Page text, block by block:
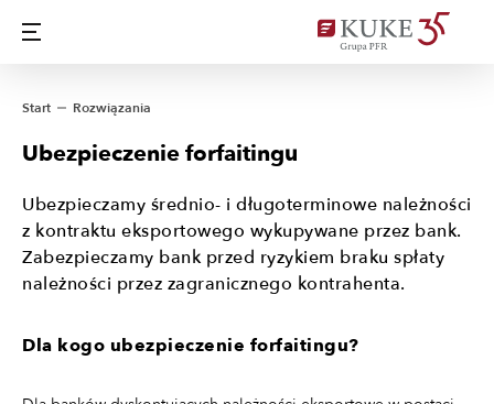
Start Rozwiązania
Ubezpieczenie forfaitingu
Ubezpieczamy średnio- i długoterminowe należności
z kontraktu eksportowego wykupywane przez bank.
Zabezpieczamy bank przed ryzykiem braku spłaty
należności przez zagranicznego kontrahenta.
Dla kogo ubezpieczenie forfaitingu?